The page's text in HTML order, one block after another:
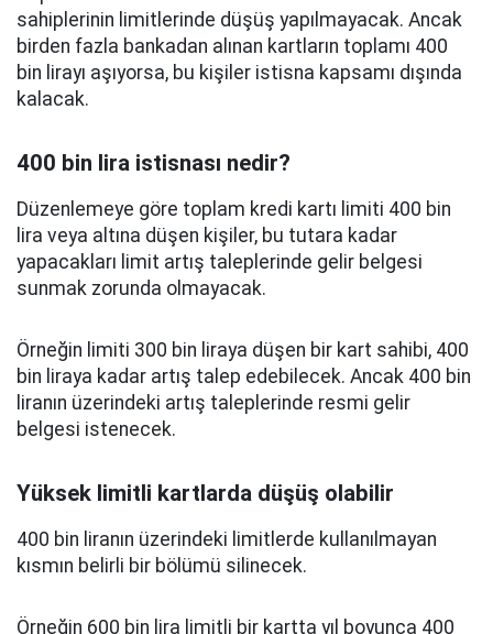
sahiplerinin limitlerinde düşüş yapılmayacak. Ancak
birden fazla bankadan alınan kartların toplamı 400
bin lirayı aşıyorsa, bu kişiler istisna kapsamı dışında
kalacak.
400 bin lira istisnası nedir?
Düzenlemeye göre toplam kredi kartı limiti 400 bin
lira veya altına düşen kişiler, bu tutara kadar
yapacakları limit artış taleplerinde gelir belgesi
sunmak zorunda olmayacak.
Örneğin limiti 300 bin liraya düşen bir kart sahibi, 400
bin liraya kadar artış talep edebilecek. Ancak 400 bin
liranın üzerindeki artış taleplerinde resmi gelir
belgesi istenecek.
Yüksek limitli kartlarda düşüş olabilir
400 bin liranın üzerindeki limitlerde kullanılmayan
kısmın belirli bir bölümü silinecek.
Örneğin 600 bin lira limitli bir kartta yıl boyunca 400